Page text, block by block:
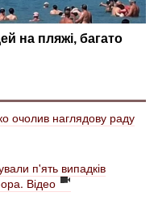
очолив наглядову раду
п'ять випадків
Відео